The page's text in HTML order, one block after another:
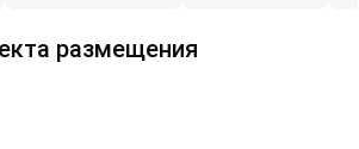
размещения